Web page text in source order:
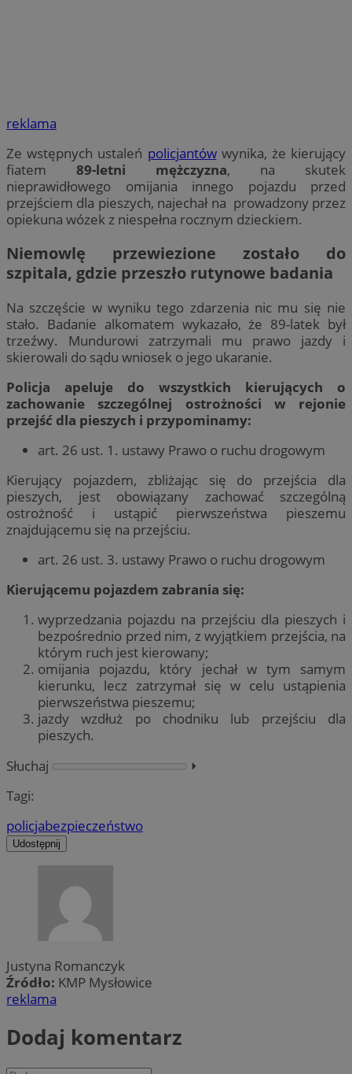
reklama
Ze wstępnych ustaleń policjantówwynika, że kierujący
fiatem 89-letni mężczyzna, na skutek
nieprawidłowego omijania innego pojazdu przed
przejściem dla pieszych, najechał na prowadzony przez
opiekuna wózek z niespełna rocznym dzieckiem.
Niemowlę przewiezione zostało do
szpitala, gdzie przeszło rutynowe badania
Na szczęście w wyniku tego zdarzenia nic mu się nie
stało. Badanie alkomatem wykazało, że 89-latek był
trzeźwy. Mundurowi zatrzymali mu prawo jazdy i
skierowali do sądu wniosek o jego ukaranie.
Policja apeluje do wszystkich kierujących o
zachowanie szczególnej ostrożności w rejonie
przejść dla pieszych i przypominamy:
art. 26 ust. 1. ustawy Prawo o ruchu drogowym
Kierujący pojazdem, zbliżając się do przejścia dla
pieszych, jest obowiązany zachować szczególną
ostrożność i ustąpić pierwszeństwa pieszemu
znajdującemu się na przejściu.
art. 26 ust. 3. ustawy Prawo o ruchu drogowym
Kierującemu pojazdem zabrania się:
wyprzedzania pojazdu na przejściu dla pieszych i
bezpośrednio przed nim, z wyjątkiem przejścia, na
którym ruch jest kierowany;
omijania pojazdu, który jechał w tym samym
kierunku, lecz zatrzymał się w celu ustąpienia
pierwszeństwa pieszemu;
jazdy wzdłuż po chodniku lub przejściu dla
pieszych.
Słuchaj
⏵︎
Tagi:
policjabezpieczeństwo
Udostępnij
Justyna Romanczyk
Źródło: KMP Mysłowice
reklama
Dodaj komentarz